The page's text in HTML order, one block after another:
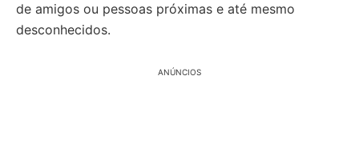
de amigos ou pessoas próximas e até mesmo
desconhecidos.
ANÚNCIOS